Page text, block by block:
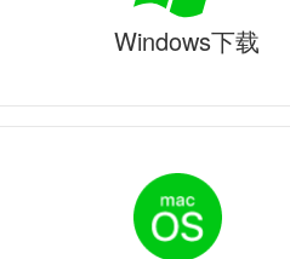
Windows下载